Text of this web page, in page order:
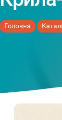
Головна